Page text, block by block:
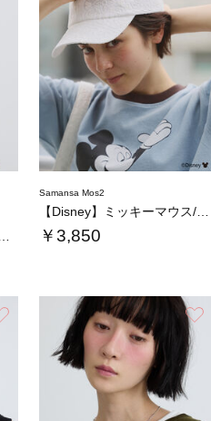
Samansa Mos2
￥3,850